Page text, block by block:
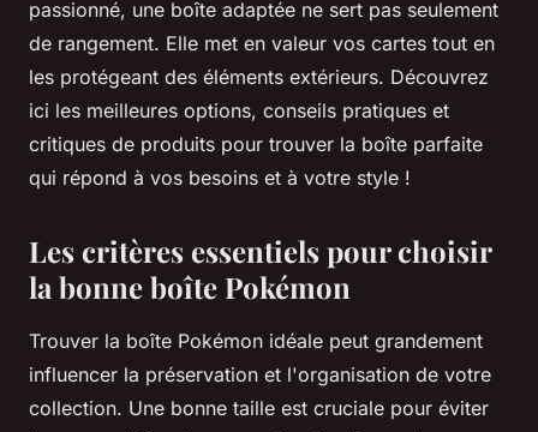
passionné, une boîte adaptée ne sert pas seulement
de rangement. Elle met en valeur vos cartes tout en
les protégeant des éléments extérieurs. Découvrez
ici les meilleures options, conseils pratiques et
critiques de produits pour trouver la boîte parfaite
qui répond à vos besoins et à votre style !
Les critères essentiels pour choisir
la bonne boîte Pokémon
Trouver la boîte Pokémon idéale peut grandement
influencer la préservation et l'organisation de votre
collection. Une bonne taille est cruciale pour éviter